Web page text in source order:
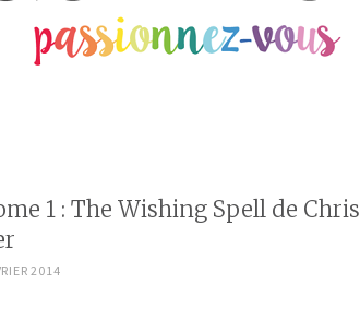
1 : The Wishing Spell de Chris
2014